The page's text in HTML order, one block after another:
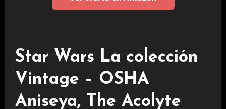
Star Wars La colección
Vintage – OSHA
Aniseya, The Acolyte